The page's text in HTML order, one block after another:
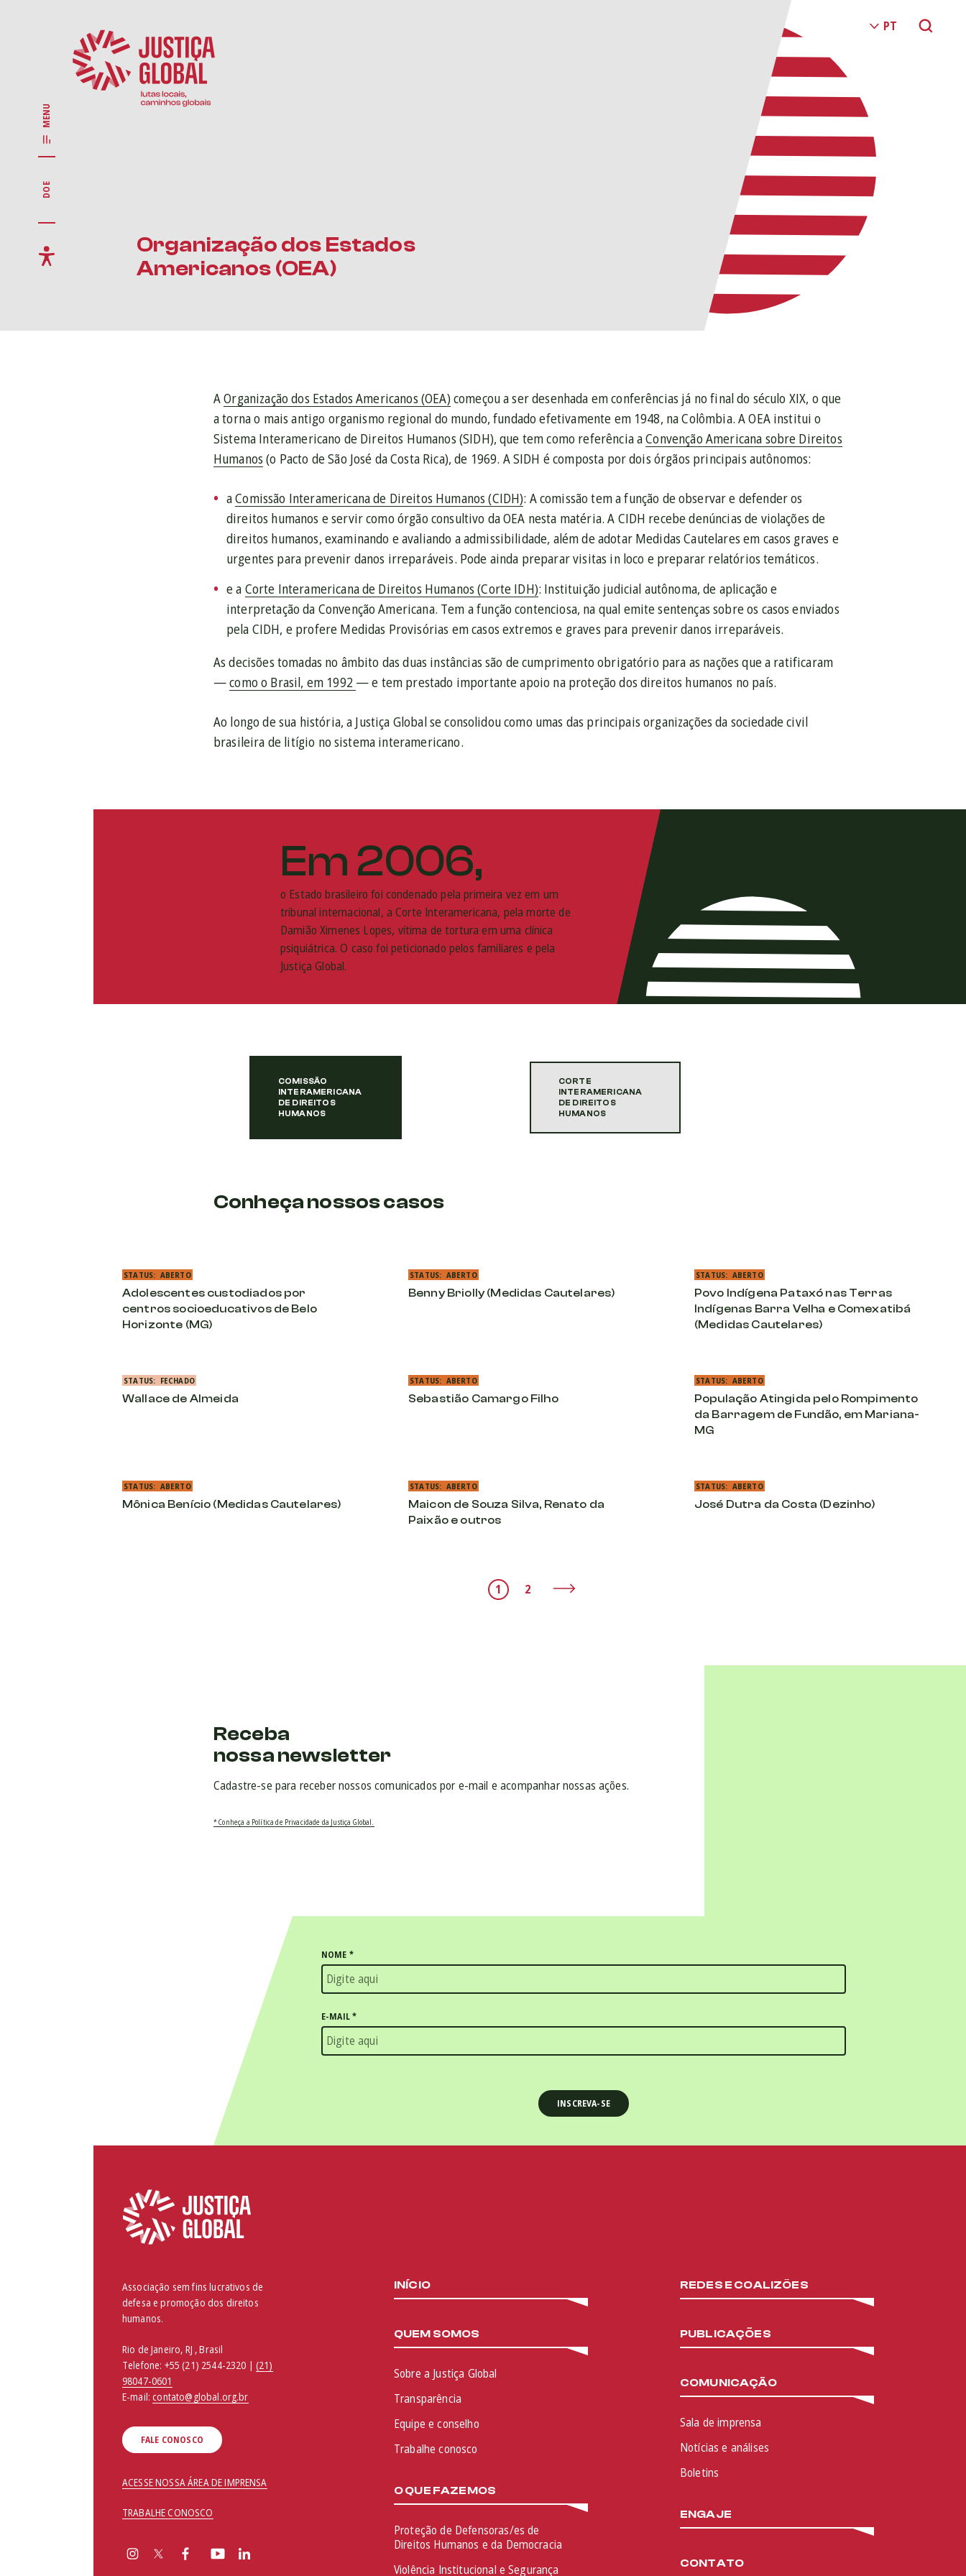
MENU
DOE
Organização dos Estados
Americanos (OEA)
AOrganização dos Estados Americanos (OEA) começou a ser desenhada em conferências já no final do século XIX, o que
a torna o mais antigo organismo regional do mundo, fundado efetivamente em 1948, na Colômbia. A OEA institui o
Sistema Interamericano de Direitos Humanos (SIDH), que tem como referência aConvenção Americana sobre Direitos
Humanos (o Pacto de São José da Costa Rica), de 1969. A SIDH é composta por dois órgãos principais autônomos:
aComissão Interamericana de Direitos Humanos (CIDH): A comissão tem a função de observar e defender os
direitos humanos e servir como órgão consultivo da OEA nesta matéria. A CIDH recebe denúncias de violações de
direitos humanos, examinando e avaliando a admissibilidade, além de adotar Medidas Cautelares em casos graves e
urgentes para prevenir danos irreparáveis. Pode ainda preparar visitas in loco e preparar relatórios temáticos.
e a Corte Interamericana de Direitos Humanos (Corte IDH): Instituição judicial autônoma, de aplicação e
interpretação da Convenção Americana. Tem a função contenciosa, na qual emite sentenças sobre os casos enviados
pela CIDH, e profere Medidas Provisórias em casos extremos e graves para prevenir danos irreparáveis.
As decisões tomadas no âmbito das duas instâncias são de cumprimento obrigatório para as nações que a ratificaram
—como o Brasil, em 1992 — e tem prestado importante apoio na proteção dos direitos humanos no país.
Ao longo de sua história, a Justiça Global se consolidou como umas das principais organizações da sociedade civil
brasileira de litígio no sistema interamericano.
Em 2006,
o Estado brasileiro foi condenado pela primeira vez em um
tribunal internacional, a Corte Interamericana, pela morte de
Damião Ximenes Lopes, vítima de tortura em uma clínica
psiquiátrica. O caso foi peticionado pelos familiares e pela
Justiça Global.
COMISSÃO
INTERAMERICANA
DE DIREITOS
HUMANOS
CORTE
INTERAMERICANA
DE DIREITOS
HUMANOS
Conheça nossos casos
Adolescentes custodiados por
centros socioeducativos de Belo
Horizonte (MG)
STATUS: ABERTO
Benny Briolly (Medidas Cautelares)
STATUS: ABERTO
Povo Indígena Pataxó nas Terras
Indígenas Barra Velha e Comexatibá
(Medidas Cautelares)
STATUS: ABERTO
Wallace de Almeida
STATUS: FECHADO
Sebastião Camargo Filho
STATUS: ABERTO
População Atingida pelo Rompimento
da Barragem de Fundão, em Mariana-
MG
STATUS: ABERTO
Mônica Benício (Medidas Cautelares)
STATUS: ABERTO
Maicon de Souza Silva, Renato da
Paixão e outros
STATUS: ABERTO
José Dutra da Costa (Dezinho)
STATUS: ABERTO
1 2
Receba
nossa newsletter
Cadastre-se para receber nossos comunicados por e-mail e acompanhar nossas ações.
* Conheça a Política de Privacidade da Justiça Global.
NOME *
E-MAIL*
Associação sem fins lucrativos de
defesa e promoção dos direitos
humanos.
Rio de Janeiro, RJ , Brasil
Telefone: +55 (21) 2544-2320 | (21)
98047-0601
E-mail:contato@global.org.br
FALE CONOSCO
ACESSE NOSSA ÁREA DE IMPRENSA
TRABALHE CONOSCO
INÍCIO
QUEM SOMOS
Sobre a Justiça Global
Transparência
Equipe e conselho
Trabalhe conosco
O QUE FAZEMOS
Proteção de Defensoras/es de
Direitos Humanos e da Democracia
Violência Institucional e Segurança
REDES E COALIZÕES
PUBLICAÇÕES
COMUNICAÇÃO
Sala de imprensa
Notícias e análises
Boletins
ENGAJE
CONTATO